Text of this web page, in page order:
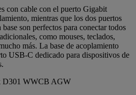
con cable con el puerto Gigabit
mientras que los dos puertos
son perfectos para conectar todos
como mouses, teclados,
más. La base de acoplamiento
USB-C dedicado para dispositivos de